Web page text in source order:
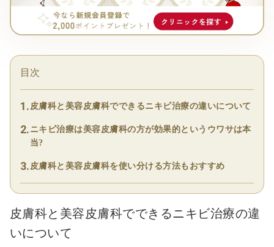
目次
皮膚科と美容皮膚科でできるニキビ治療の違いについて
ニキビ治療は美容皮膚科の方が効果的というウワサは本
当?
皮膚科と美容皮膚科を使い分ける方法もおすすめ
皮膚科と美容皮膚科でできるニキビ治療の違
いについて